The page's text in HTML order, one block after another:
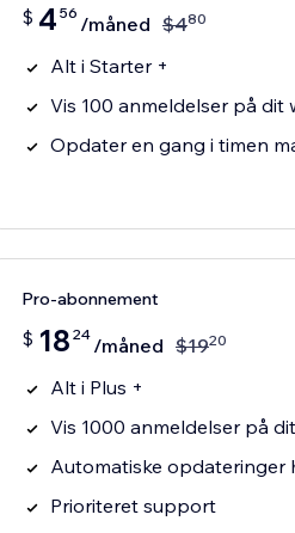
$ 4 56 /måned $480
Alt i Starter +
Vis 100 anmeldelser på dit
Opdater en gang i timen
Pro-abonnement
$ 18 24 /måned $1920
Alt i Plus +
Vis 1000 anmeldelser på
Automatiske opdateringer
Prioriteret support